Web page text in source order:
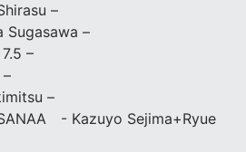
–
–
–
–
- Kazuyo Sejima+Ryue